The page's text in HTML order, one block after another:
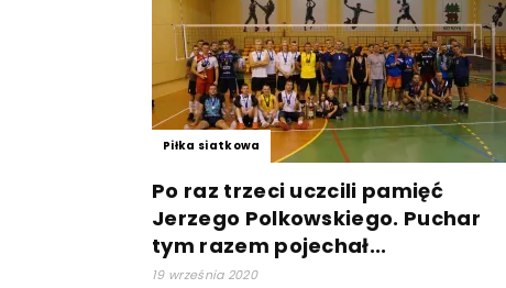
Piłka siatkowa
Po raz trzeci uczcili pamięć
Jerzego Polkowskiego. Puchar
tym razem pojechał...
19 września 2020